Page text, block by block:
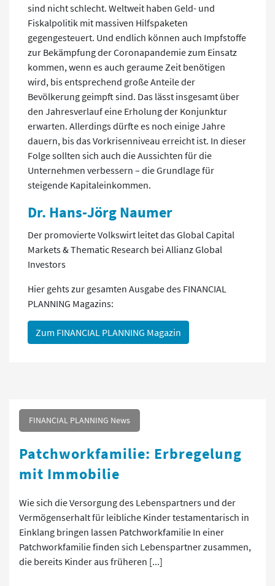
sind nicht schlecht. Weltweit haben Geld- und
Fiskalpolitik mit massiven Hilfspaketen
gegengesteuert. Und endlich können auch Impfstoffe
zur Bekämpfung der Coronapandemie zum Einsatz
kommen, wenn es auch geraume Zeit benötigen
wird, bis entsprechend große Anteile der
Bevölkerung geimpft sind. Das lässt insgesamt über
den Jahresverlauf eine Erholung der Konjunktur
erwarten. Allerdings dürfte es noch einige Jahre
dauern, bis das Vorkrisenniveau erreicht ist. In dieser
Folge sollten sich auch die Aussichten für die
Unternehmen verbessern – die Grundlage für
steigende Kapitaleinkommen.
Dr. Hans-Jörg Naumer
Der promovierte Volkswirt leitet das Global Capital
Markets & Thematic Research bei Allianz Global
Investors
Hier gehts zur gesamten Ausgabe des FINANCIAL
PLANNING Magazins:
Zum FINANCIAL PLANNING Magazin
FINANCIAL PLANNING News
Patchworkfamilie: Erbregelung
mit Immobilie
Wie sich die Versorgung des Lebenspartners und der
Vermögenserhalt für leibliche Kinder testamentarisch in
Einklang bringen lassen Patchworkfamilie In einer
Patchworkfamilie finden sich Lebenspartner zusammen,
die bereits Kinder aus früheren [...]